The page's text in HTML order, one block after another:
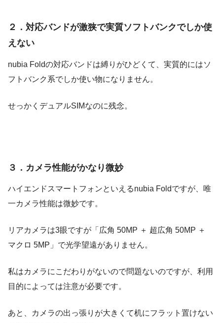
２．対応バンドが激狭で実質ソフトバンクでしか使
えない
nubia Foldの対応バンドは縛りがひどくて、実質的にはソ
フトバンク系でしか使い物になりません。
せっかくデュアルSIMなのに残念。
３．カメラ性能がかなり微妙
ハイエンドスマートフォンといえるnubia Foldですが、唯
一カメラ性能は微妙です。
リアカメラは3眼ですが「広角 50MP ＋ 超広角 50MP ＋
マクロ 5MP」で光学望遠がありません。
私はカメラにこだわりがないので問題ないのですが、利用
目的によっては注意が必要です。
あと、カメラの出っ張りが大きくて机にフラット置けない